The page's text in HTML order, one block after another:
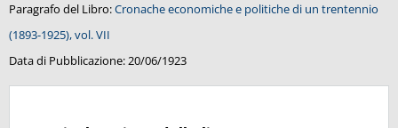
Paragrafo del Libro:Cronache economiche e politiche di un trentennio
(1893-1925), vol. VII
Data di Pubblicazione:20/06/1923